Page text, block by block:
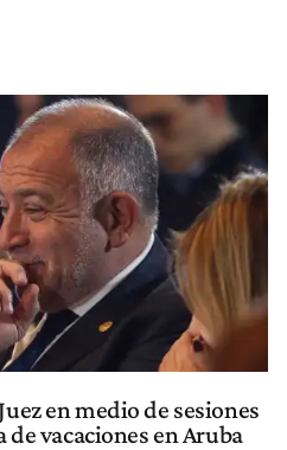
en medio de sesiones
vacaciones en Aruba